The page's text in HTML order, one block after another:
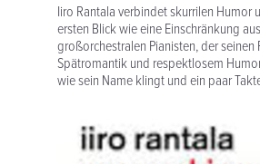
Iiro Rantala verbindet skurrilen Humor
ersten Blick wie eine Einschränkung
großorchestralen Pianisten, der
Spätromantik und respektlosem
wie sein Name klingt und ein paar